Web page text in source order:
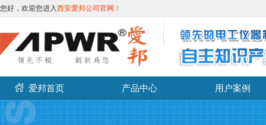
您好，欢迎您进入西安爱邦公司官网！
爱邦首页 产品中心 用户案例